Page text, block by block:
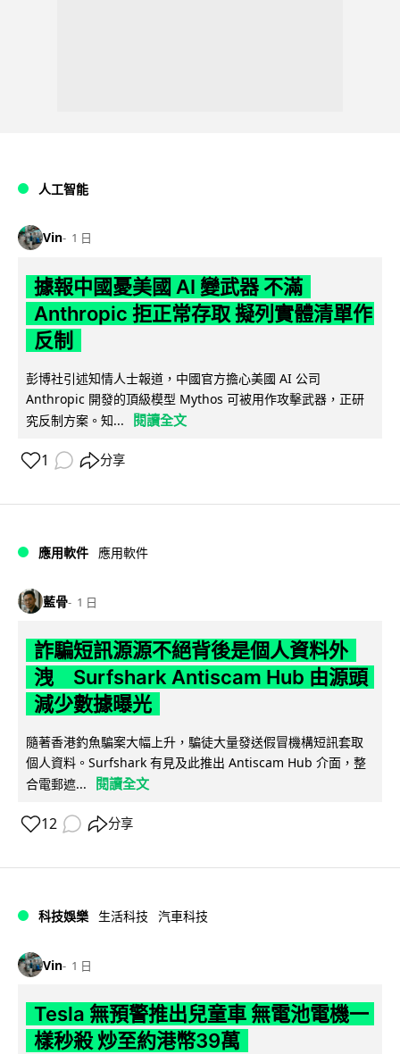
人工智能
Vin 1 日
據報中國憂美國 AI 變武器 不滿
Anthropic 拒正常存取 擬列實體清單作
反制
彭博社引述知情人士報道，中國官方擔心美國 AI 公司
Anthropic 開發的頂級模型 Mythos 可被用作攻擊武器，正研
究反制方案。知...
閱讀全文
1 分享
應用軟件 應用軟件
藍骨 1 日
詐騙短訊源源不絕背後是個人資料外
洩 Surfshark Antiscam Hub 由源頭
減少數據曝光
隨著香港釣魚騙案大幅上升，騙徒大量發送假冒機構短訊套取
個人資料。Surfshark 有見及此推出 Antiscam Hub 介面，整
合電郵遮...
閱讀全文
12 分享
科技娛樂 生活科技 汽車科技
Vin 1 日
Tesla 無預警推出兒童車 無電池電機一
樣秒殺 炒至約港幣39萬